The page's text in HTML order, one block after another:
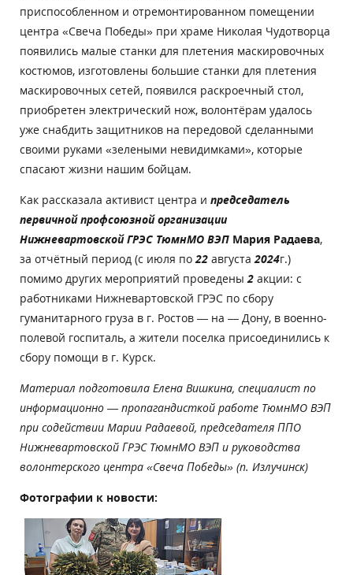
приспособленном и отремонтированном помещении
центра «Свеча Победы» при храме Николая Чудотворца
появились малые станки для плетения маскировочных
костюмов, изготовлены большие станки для плетения
маскировочных сетей, появился раскроечный стол,
приобретен электрический нож, волонтёрам удалось
уже снабдить защитников на передовой сделанными
своими руками «зелеными невидимками», которые
спасают жизни нашим бойцам.
Как рассказала активист центра и председатель
первичной профсоюзной организации
Нижневартовской ГРЭС ТюмнМО ВЭП Мария Радаева,
за отчётный период (с июля по22 августа2024г.)
помимо других мероприятий проведены2 акции: с
работниками Нижневартовской ГРЭС по сбору
гуманитарного груза в г. Ростов — на — Дону, в военно-
полевой госпиталь, а жители поселка присоединились к
сбору помощи в г. Курск.
Материал подготовила Елена Вишкина, специалист по
информационно — пропагандисткой работе ТюмнМО ВЭП
при содействии Марии Радаевой, председателя ППО
Нижневартовской ГРЭС ТюмнМО ВЭП и руководства
волонтерского центра «Свеча Победы» (п. Излучинск)
Фотографии к новости: